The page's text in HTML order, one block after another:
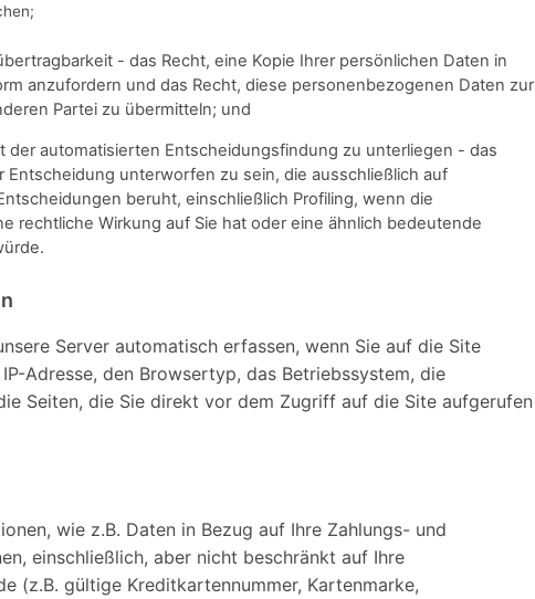
- das Recht, eine Kopie Ihrer persönlichen Daten in
anzufordern und das Recht, diese personenbezogenen Daten zur
Partei zu übermitteln; und
der automatisierten Entscheidungsfindung zu unterliegen - das
Entscheidung unterworfen zu sein, die ausschließlich auf
beruht, einschließlich Profiling, wenn die
rechtliche Wirkung auf Sie hat oder eine ähnlich bedeutende
Server automatisch erfassen, wenn Sie auf die Site
Adresse, den Browsertyp, das Betriebssystem, die
Seiten, die Sie direkt vor dem Zugriff auf die Site aufgerufen
wie z.B. Daten in Bezug auf Ihre Zahlungs- und
einschließlich, aber nicht beschränkt auf Ihre
(z.B. gültige Kreditkartennummer, Kartenmarke,